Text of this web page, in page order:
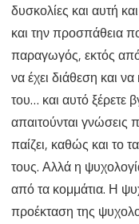
δυσκολίες και αυτή
και την προσπάθεια
παραγωγός, εκτός
να έχει διάθεση και
του… και αυτό ξέρετε
απαιτούνται
παίζει, καθώς και το
τους. Αλλά η
από τα κομμάτια. Η
προέκταση της